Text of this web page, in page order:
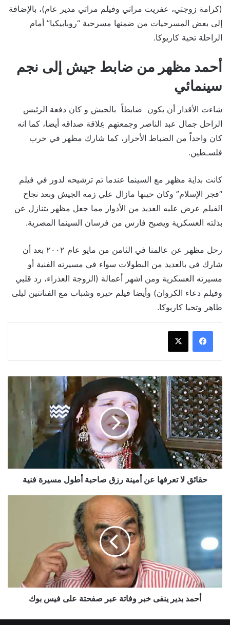
(كرامة زوجتي، عفريت مراتي وفيلم مراتي مدير عام)، بالإضافة
إلى بعض المسرحيات من ضمنها مسرحية “روبابيكيا” أمام
الراحلة تحية كاريوكا.
أحمد مظهر من ضابط جيش إلى نجم
سينمائي
شاءت الأقدار أن يكون ضابطاً بالجيش و كان دفعة الرئيس
الراحل جمال عبد الناصر وجمعتهم عِلاقة صداقه أيضا، كما انه
كان واحداً من الضباط الأحرار، كما شارك مظهر في حرب
فلسـطين.
كانت بداية مظهر مع السينما عندما تم ترشيحه لدور في فيلم
“فجر الإسلام” وكان حينها مازال علي زمه الجيش وبعد نجاح
الفيلم عرض عليه العديد من الأدوار مما جعل مظهر يتنازل عن
بذلته العسكرية ويصبح فارس من فرسان السينما المصرية.
رحل مظهر عن عالمنا في الثامن من مايو عام ٢٠٠٢ بعد أن
شارك في بالعديد من البطولات سواء في مسيرته الفنية أو
مسيرته العسكرية ومن اشهر أعمالة (الزوجة العذراء، رد قلبي
وفيلم دعاء الكروان) وأيضا فيلم حيره وشباب مع الفنانتين ليلى
طاهر وتحيا كاريوكا.
حقائق
لا
تعرفها
عن
أمينة
رزق
صاحبة
أطول
مسيرة
حقائق لا تعرفها عن أمينة رزق صاحبة أطول مسيرة فنية
وفاتة
عبر
صفحتة
فيس
أحمد بدير ينفى خبر وفاتة عبر صفحتة على فيس بوك